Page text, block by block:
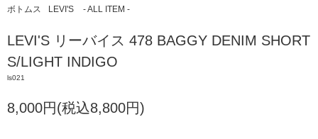
ボトムス LEVI'S - ALL ITEM -
LEVI'S リーバイス 478 BAGGY DENIM SHORT
S/LIGHT INDIGO
ls021
8,000円(税込8,800円)